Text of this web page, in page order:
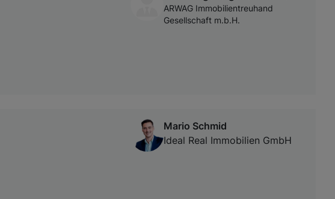
ARWAG Immobilientreuhand
Gesellschaft m.b.H.
Mario Schmid
Ideal Real Immobilien GmbH